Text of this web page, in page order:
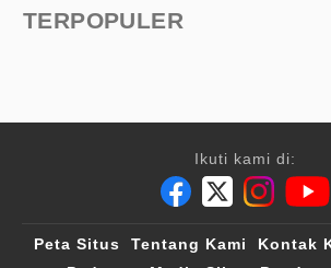
TERPOPULER
Ikuti kami di:
Peta Situs Tentang Kami Kontak